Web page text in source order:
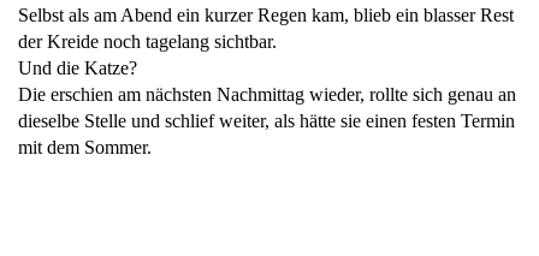
Selbst als am Abend ein kurzer Regen kam, blieb ein blasser Rest
der Kreide noch tagelang sichtbar.
Und die Katze?
Die erschien am nächsten Nachmittag wieder, rollte sich genau an
dieselbe Stelle und schlief weiter, als hätte sie einen festen Termin
mit dem Sommer.